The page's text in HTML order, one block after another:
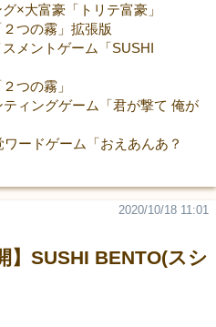
×大富豪「トリテ富豪」
つの霧」拡張版
メントゲーム「SUSHI
つの霧」
ィングゲーム「君が撃て 俺が
ードゲーム「おえあんあ？
】SUSHI BENTO(スシ
2020/10/18 11:01